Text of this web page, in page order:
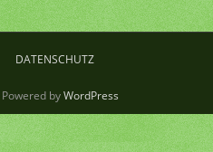
DATENSCHUTZ
Powered byWordPress